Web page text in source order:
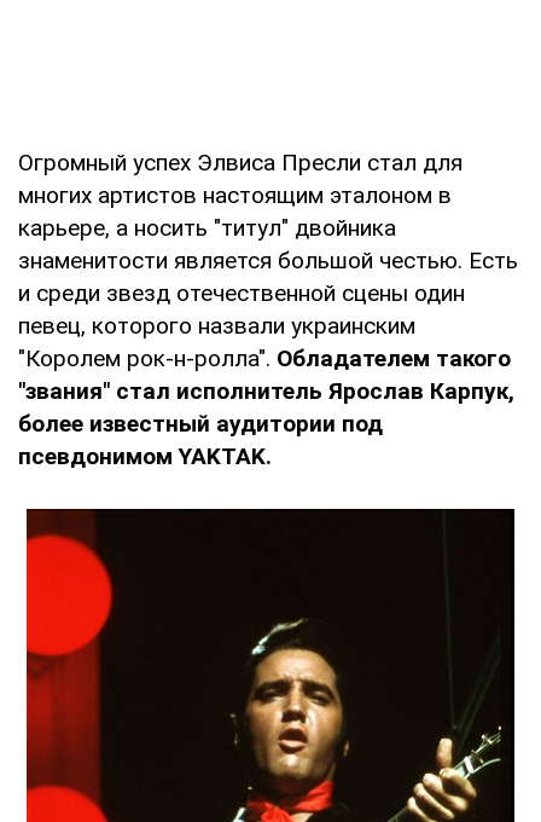
Огромный успех Элвиса Пресли стал для
многих артистов настоящим эталоном в
карьере, а носить "титул" двойника
знаменитости является большой честью. Есть
и среди звезд отечественной сцены один
певец, которого назвали украинским
"Королем рок-н-ролла". Обладателем такого
"звания" стал исполнитель Ярослав Карпук,
более известный аудитории под
псевдонимом YAKTAK.